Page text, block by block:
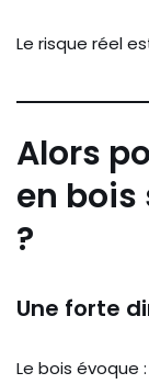
Le risque réel
Alors
en
?
Une forte
Le bois évoque :